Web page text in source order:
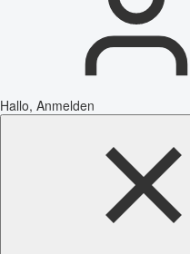
Hallo, Anmelden